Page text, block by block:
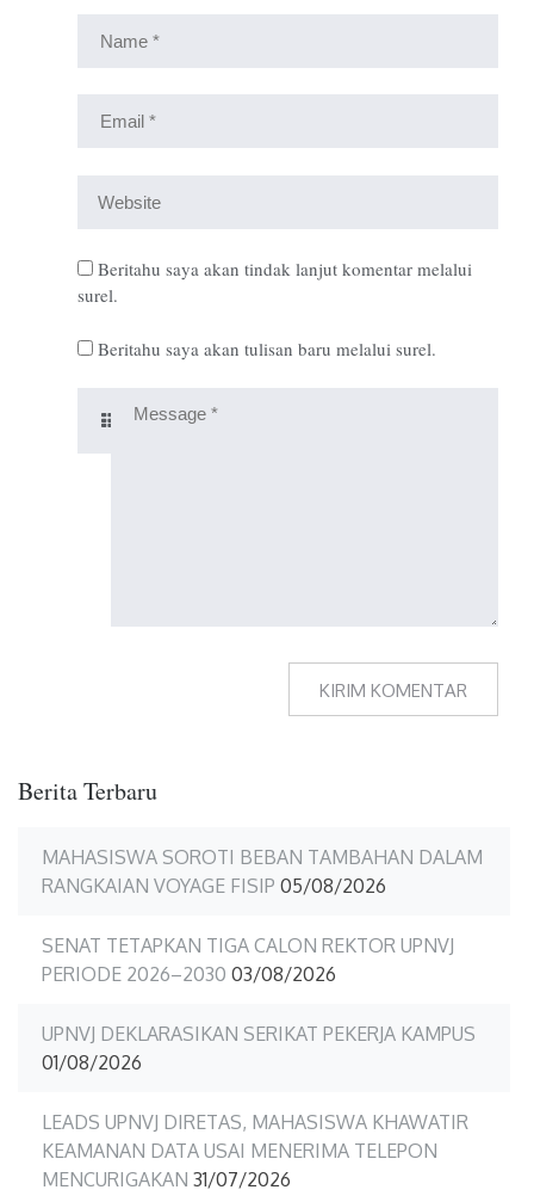
Beritahu saya akan tindak lanjut komentar melalui
surel.
Beritahu saya akan tulisan baru melalui surel.
Berita Terbaru
MAHASISWA SOROTI BEBAN TAMBAHAN DALAM
RANGKAIAN VOYAGE FISIP 05/08/2026
SENAT TETAPKAN TIGA CALON REKTOR UPNVJ
PERIODE 2026–2030 03/08/2026
UPNVJ DEKLARASIKAN SERIKAT PEKERJA KAMPUS
01/08/2026
LEADS UPNVJ DIRETAS, MAHASISWA KHAWATIR
KEAMANAN DATA USAI MENERIMA TELEPON
MENCURIGAKAN 31/07/2026